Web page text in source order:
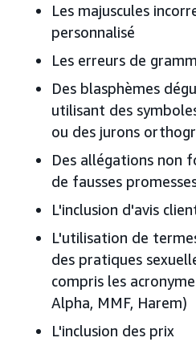
Les majuscules
personnalisé
Les erreurs de
Des blasphèmes
utilisant des
ou des jurons
Des allégations non
de fausses
L'inclusion d'avis
L'utilisation de
des pratiques
compris les
Alpha, MMF, Harem)
L'inclusion des prix